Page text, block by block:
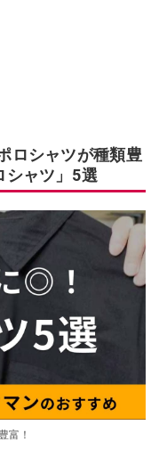
ロシャツが種類豊
シャツ」5選
富！